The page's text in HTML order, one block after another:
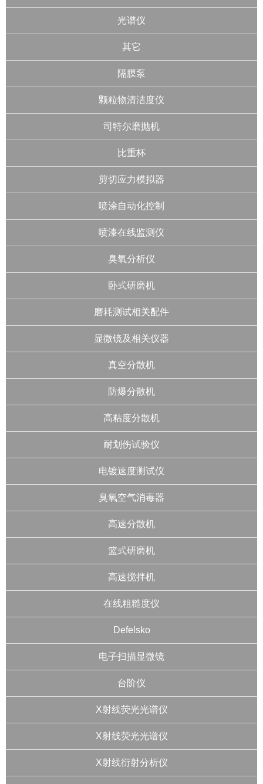
光谱仪
其它
隔膜泵
颗粒物清洁度仪
司特尔磨抛机
比重杯
剪切应力模拟器
喷涂自动化控制
喷漆在线监测仪
臭氧分析仪
卧式研磨机
磨耗测试相关配件
显微镜及相关仪器
真空分散机
防爆分散机
高粘度分散机
耐划伤试验仪
电镀速度测试仪
臭氧空气消毒器
高速分散机
篮式研磨机
高速搅拌机
在线粗糙度仪
Defelsko
电子扫描显微镜
台阶仪
X射线荧光光谱仪
X射线荧光光谱仪
X射线衍射分析仪